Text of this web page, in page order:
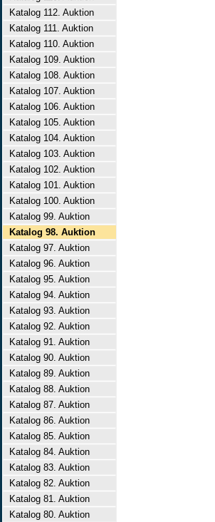
Katalog 112. Auktion
Katalog 111. Auktion
Katalog 110. Auktion
Katalog 109. Auktion
Katalog 108. Auktion
Katalog 107. Auktion
Katalog 106. Auktion
Katalog 105. Auktion
Katalog 104. Auktion
Katalog 103. Auktion
Katalog 102. Auktion
Katalog 101. Auktion
Katalog 100. Auktion
Katalog 99. Auktion
Katalog 98. Auktion
Katalog 97. Auktion
Katalog 96. Auktion
Katalog 95. Auktion
Katalog 94. Auktion
Katalog 93. Auktion
Katalog 92. Auktion
Katalog 91. Auktion
Katalog 90. Auktion
Katalog 89. Auktion
Katalog 88. Auktion
Katalog 87. Auktion
Katalog 86. Auktion
Katalog 85. Auktion
Katalog 84. Auktion
Katalog 83. Auktion
Katalog 82. Auktion
Katalog 81. Auktion
Katalog 80. Auktion